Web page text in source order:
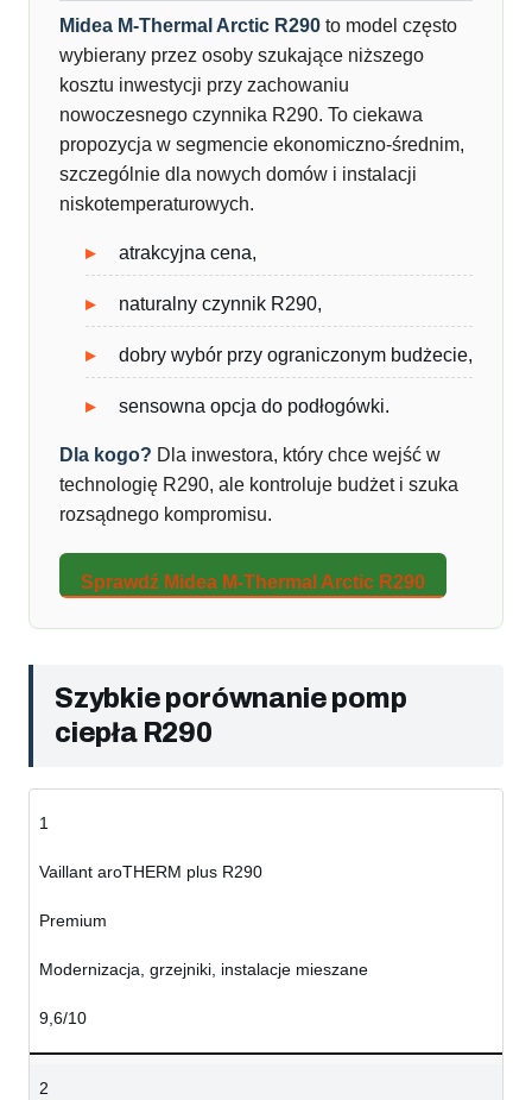
Midea M-Thermal Arctic R290 to model często
wybierany przez osoby szukające niższego
kosztu inwestycji przy zachowaniu
nowoczesnego czynnika R290. To ciekawa
propozycja w segmencie ekonomiczno-średnim,
szczególnie dla nowych domów i instalacji
niskotemperaturowych.
atrakcyjna cena,
naturalny czynnik R290,
dobry wybór przy ograniczonym budżecie,
sensowna opcja do podłogówki.
Dla kogo? Dla inwestora, który chce wejść w
technologię R290, ale kontroluje budżet i szuka
rozsądnego kompromisu.
Sprawdź Midea M-Thermal Arctic R290
Szybkie porównanie pomp
ciepła R290
1
Vaillant aroTHERM plus R290
Premium
Modernizacja, grzejniki, instalacje mieszane
9,6/10
2